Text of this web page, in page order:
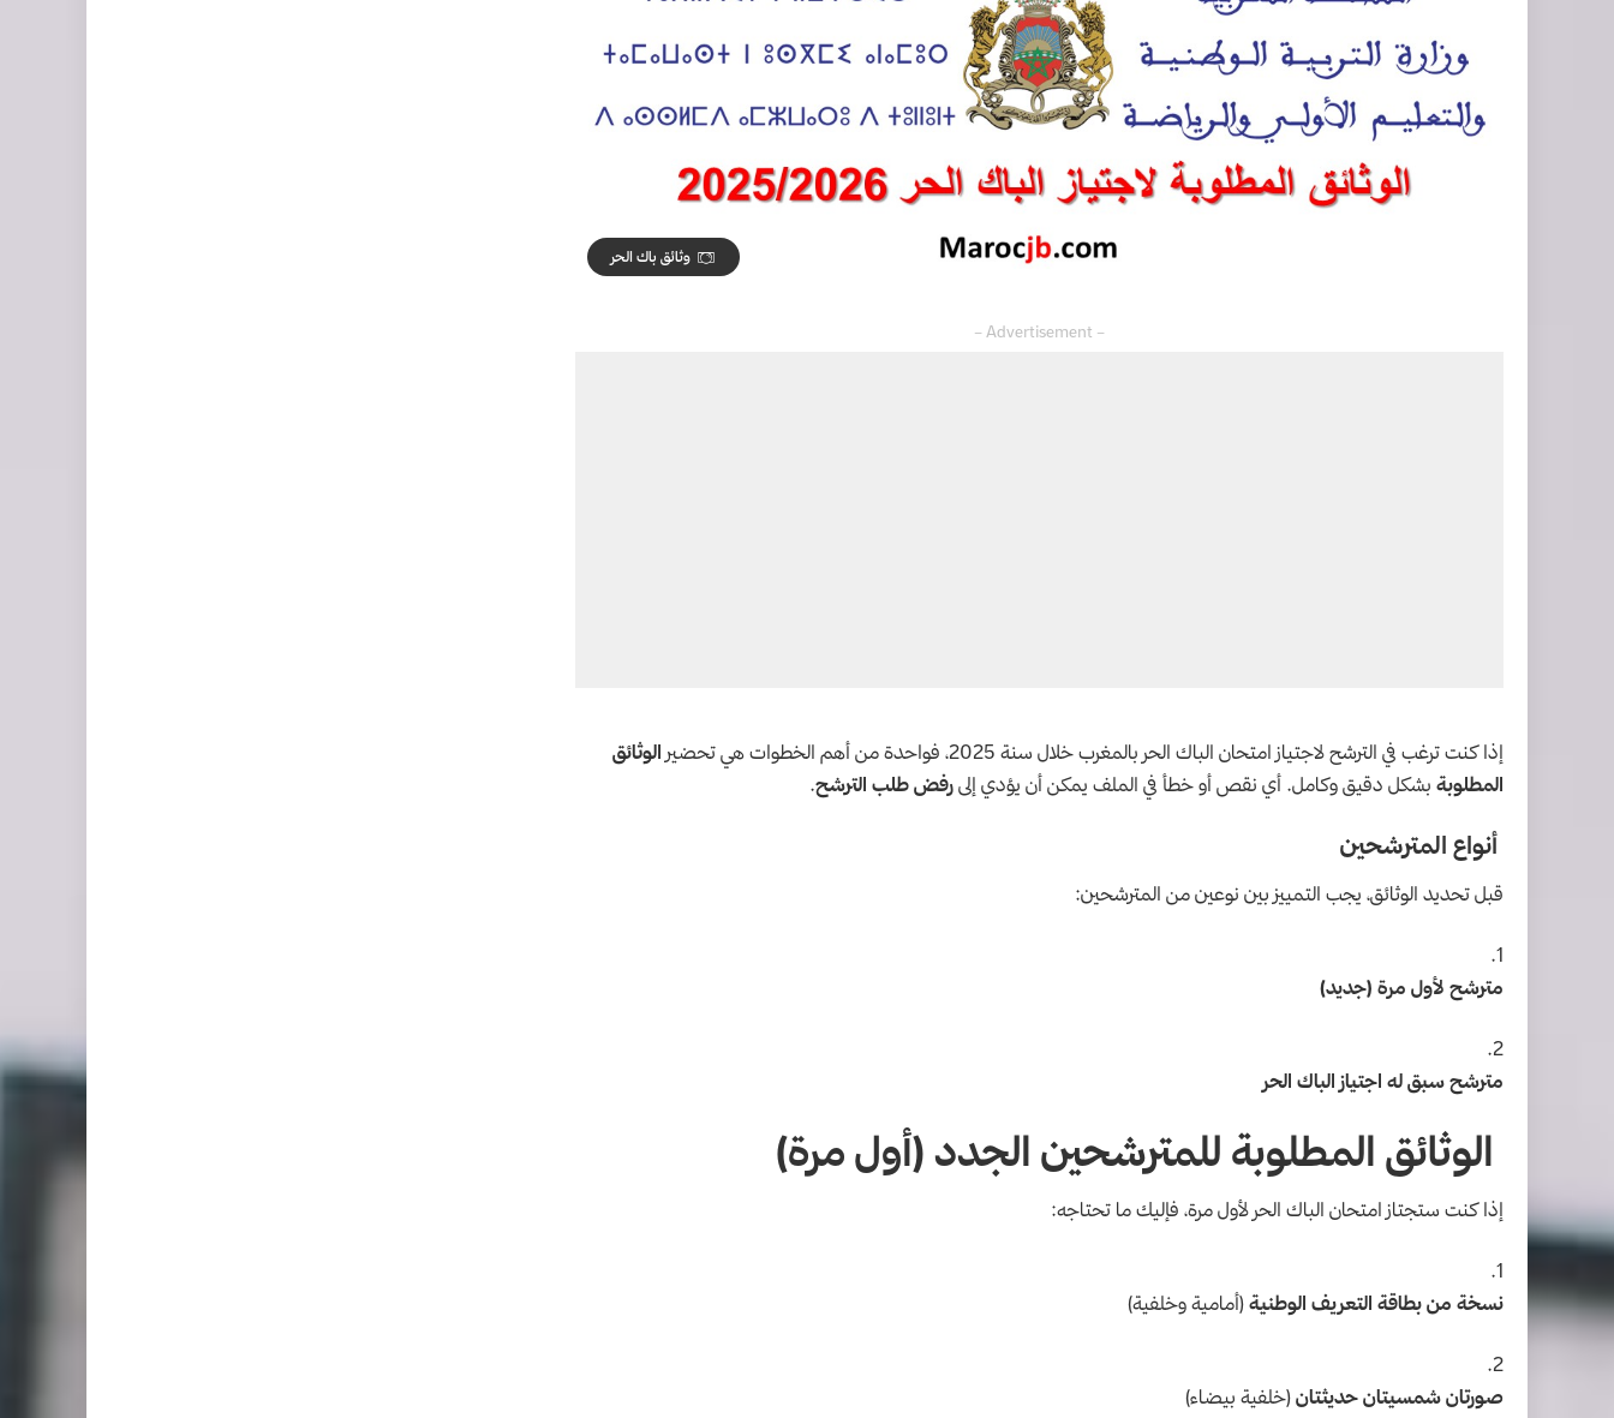
وثائق باك الحر
– Advertisement –
إذا كنت ترغب في الترشح لاجتياز امتحان الباك الحر بالمغرب خلال سنة 2025، فواحدة من أهم الخطوات هي تحضير
الوثائق
المطلوبة بشكل دقيق وكامل. أي نقص أو خطأ في الملف يمكن أن يؤدي إلى رفض طلب الترشح.
أنواع المترشحين
قبل تحديد الوثائق، يجب التمييز بين نوعين من المترشحين:
مترشح لأول مرة (جديد)
مترشح سبق له اجتياز الباك الحر
الوثائق المطلوبة للمترشحين الجدد (أول مرة)
إذا كنت ستجتاز امتحان الباك الحر لأول مرة، فإليك ما تحتاجه:
نسخة من بطاقة التعريف الوطنية (أمامية وخلفية)
صورتان شمسيتان حديثتان (خلفية بيضاء)